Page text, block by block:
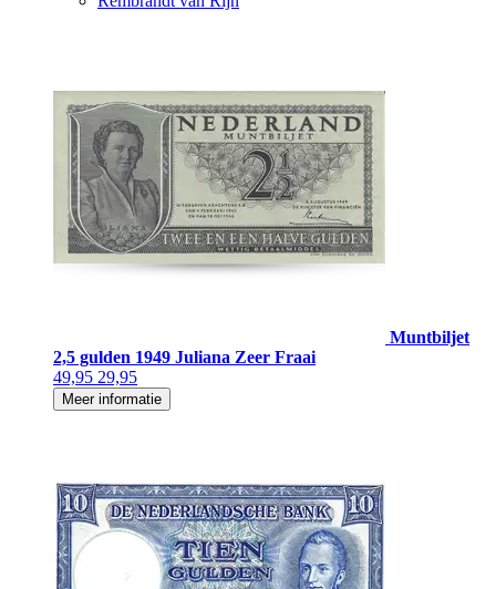
Muntbiljet
2,5 gulden 1949 Juliana Zeer Fraai
49,95 29,95
Meer informatie